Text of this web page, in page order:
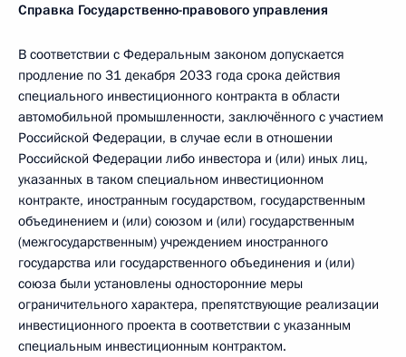
Справка Государственно-правового управления
В соответствии с Федеральным законом допускается
продление по 31 декабря 2033 года срока действия
специального инвестиционного контракта в области
автомобильной промышленности, заключённого с участием
Российской Федерации, в случае если в отношении
Российской Федерации либо инвестора и (или) иных лиц,
указанных в таком специальном инвестиционном
контракте, иностранным государством, государственным
объединением и (или) союзом и (или) государственным
(межгосударственным) учреждением иностранного
государства или государственного объединения и (или)
союза были установлены односторонние меры
ограничительного характера, препятствующие реализации
инвестиционного проекта в соответствии с указанным
специальным инвестиционным контрактом.